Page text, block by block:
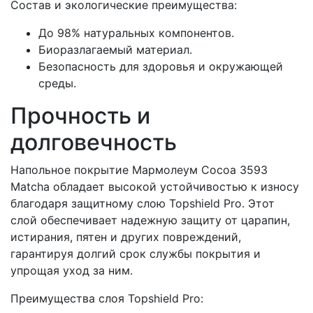
Состав и экологические преимущества:
До 98% натуральных компонентов.
Биоразлагаемый материал.
Безопасность для здоровья и окружающей
среды.
Прочность и
долговечность
Напольное покрытие Мармолеум Cocoa 3593
Matcha обладает высокой устойчивостью к износу
благодаря защитному слою Topshield Pro. Этот
слой обеспечивает надежную защиту от царапин,
истирания, пятен и других повреждений,
гарантируя долгий срок службы покрытия и
упрощая уход за ним.
Преимущества слоя Topshield Pro: